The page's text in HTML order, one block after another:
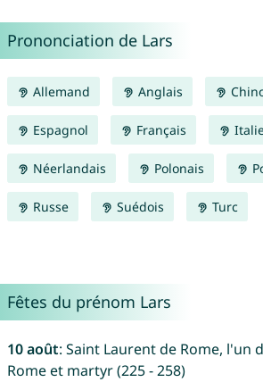
Prononciation de Lars
Allemand Anglais
Espagnol Français
Néerlandais Polonais
Russe Suédois Turc
Fêtes du prénom Lars
10 août: Saint Laurent de Rome, l'un
Rome et martyr (225 - 258)